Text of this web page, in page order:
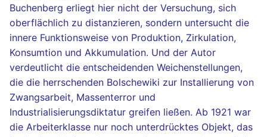
quantity
Buchenberg erliegt hier nicht der Versuchung, sich
oberflächlich zu distanzieren, sondern untersucht die
innere Funktionsweise von Produktion, Zirkulation,
Konsumtion und Akkumulation. Und der Autor
verdeutlicht die entscheidenden Weichenstellungen,
die die herrschenden Bolschewiki zur Installierung von
Zwangsarbeit, Massenterror und
Industrialisierungsdiktatur greifen ließen. Ab 1921 war
die Arbeiterklasse nur noch unterdrücktes Objekt, das